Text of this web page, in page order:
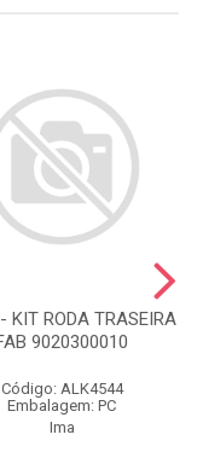
KIT RODA TRASEIRA
9020300010
Código: ALK4544
Embalagem: PC
Ima